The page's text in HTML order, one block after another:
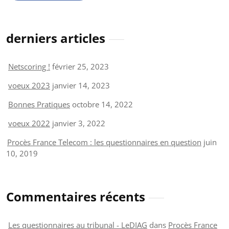
derniers articles
Netscoring ! février 25, 2023
voeux 2023 janvier 14, 2023
Bonnes Pratiques octobre 14, 2022
voeux 2022 janvier 3, 2022
Procès France Telecom : les questionnaires en question juin
10, 2019
Commentaires récents
Les questionnaires au tribunal - LeDIAG dans Procès France